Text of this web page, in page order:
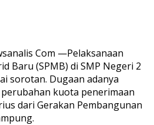
Com —Pelaksanaan
Baru (SPMB) di SMP Negeri 2
sorotan. Dugaan adanya
kuota penerimaan
dari Gerakan Pembangunan